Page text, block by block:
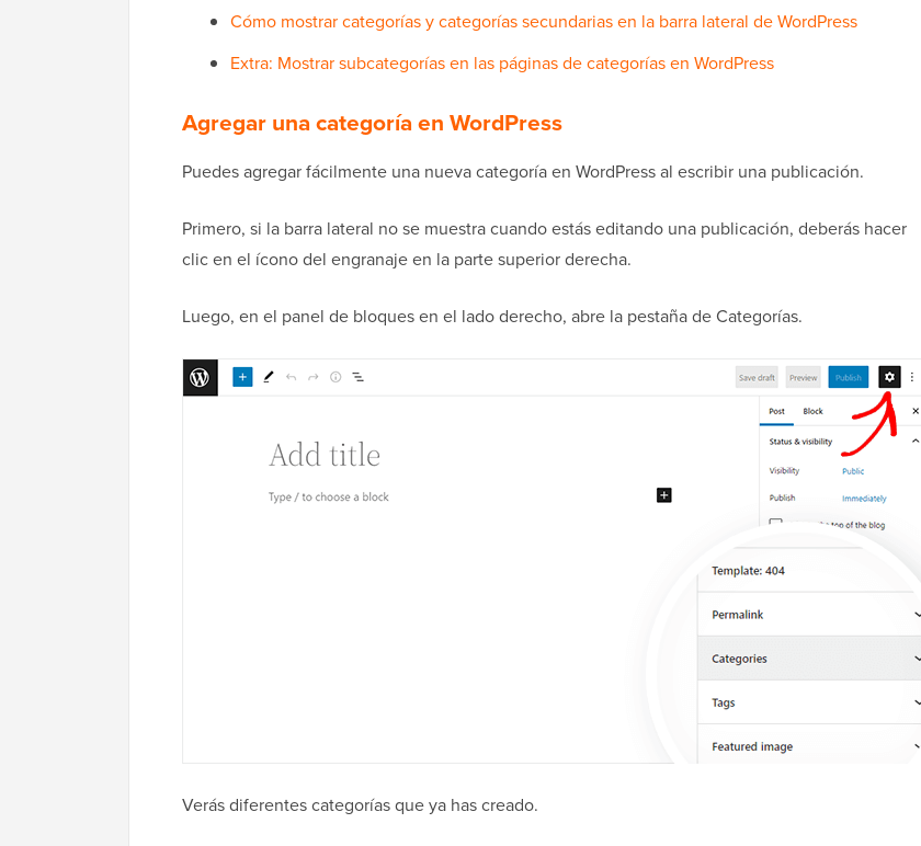
Cómo mostrar categorías y categorías secundarias en la barra lateral de WordPress
Extra: Mostrar subcategorías en las páginas de categorías en WordPress
Agregar una categoría en WordPress
Puedes agregar fácilmente una nueva categoría en WordPress al escribir una publicación.
Primero, si la barra lateral no se muestra cuando estás editando una publicación, deberás hacer
clic en el ícono del engranaje en la parte superior derecha.
Luego, en el panel de bloques en el lado derecho, abre la pestaña de Categorías.
Verás diferentes categorías que ya has creado.